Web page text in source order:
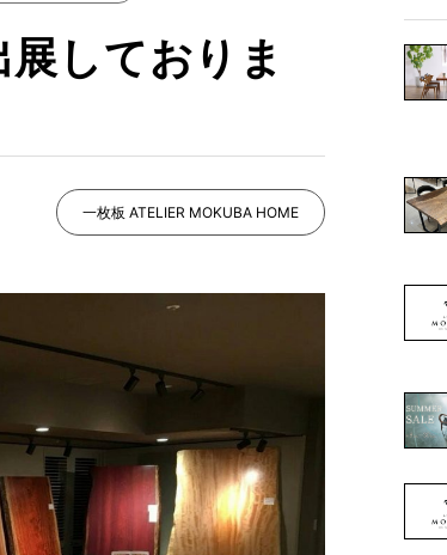
ャラリー
ー
店】
トア
新入荷情報
納品事例
納品事例（住宅・インテリア
納品事例（店舗・オフィス）
INFORMATION
NEWS
EVENT
BLOG
メディア美術協力実績
しておりま
一枚板 ATELIER MOKUBA HOME